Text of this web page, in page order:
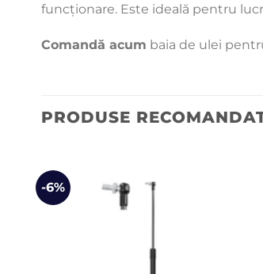
funcționare. Este ideală pentru
Comandă acum baia de ulei
PRODUSE
-6%